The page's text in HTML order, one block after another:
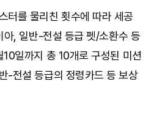
터를 물리친 횟수에 따라 세공
아, 일반-전설 등급 펫/소환수 등
일까지 총 10개로 구성된 미션
-전설 등급의 정령카드 등 보상